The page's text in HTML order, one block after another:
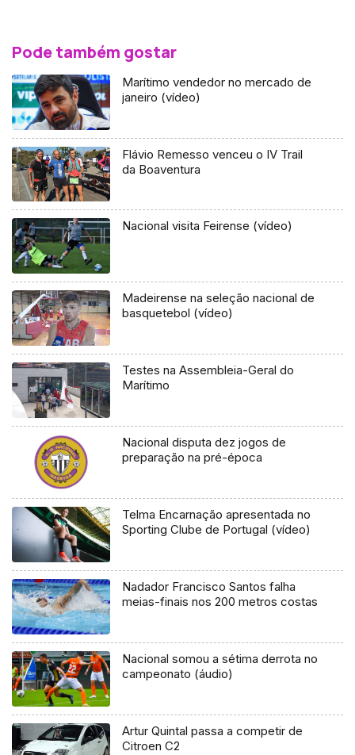
Pode também gostar
Marítimo vendedor no mercado de
janeiro (vídeo)
Flávio Remesso venceu o IV Trail
da Boaventura
Nacional visita Feirense (vídeo)
Madeirense na seleção nacional de
basquetebol (vídeo)
Testes na Assembleia-Geral do
Marítimo
Nacional disputa dez jogos de
preparação na pré-época
Telma Encarnação apresentada no
Sporting Clube de Portugal (vídeo)
Nadador Francisco Santos falha
meias-finais nos 200 metros costas
Nacional somou a sétima derrota no
campeonato (áudio)
Artur Quintal passa a competir de
Citroen C2